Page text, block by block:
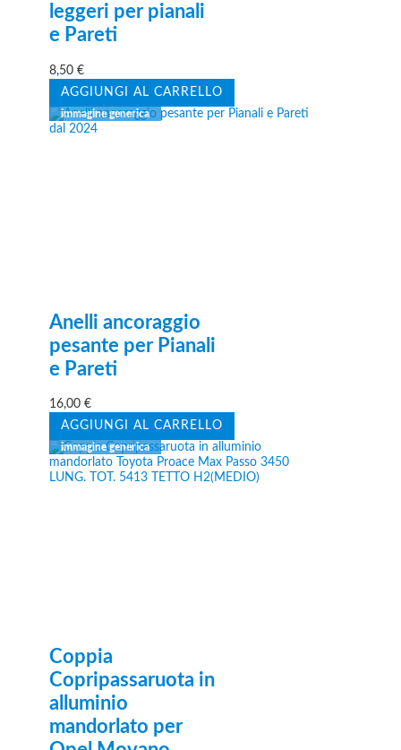
leggeri per pianali
e Pareti
8,50€
AGGIUNGI AL CARRELLO
Anelli ancoraggio
pesante per Pianali
e Pareti
16,00€
AGGIUNGI AL CARRELLO
Coppia
Copripassaruota in
alluminio
mandorlato per